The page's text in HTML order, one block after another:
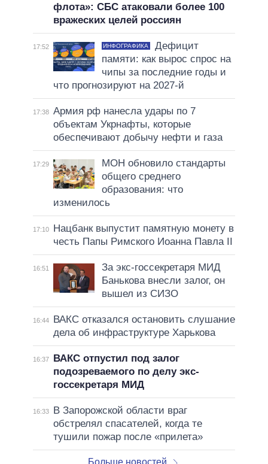
флота»: СБС атаковали более 100
вражеских целей россиян
17:52 ИНФОГРАФИКА
Дефицит
памяти: как вырос спрос на
чипы за последние годы и
что прогнозируют на 2027-й
17:38 Армия рф нанесла удары по 7
объектам Укрнафты, которые
обеспечивают добычу нефти и газа
17:29
МОН обновило стандарты
общего среднего
образования: что
изменилось
17:10
Нацбанк выпустит памятную монету в
честь Папы Римского Иоанна Павла II
16:51
За экс-госсекретаря МИД
Банькова внесли залог, он
вышел из СИЗО
16:44
ВАКС отказался остановить слушание
дела об инфраструктуре Харькова
16:37
ВАКС отпустил под залог
подозреваемого по делу экс-
госсекретаря МИД
16:33
В Запорожской области враг
обстрелял спасателей, когда те
тушили пожар после «прилета»
Больше новостей